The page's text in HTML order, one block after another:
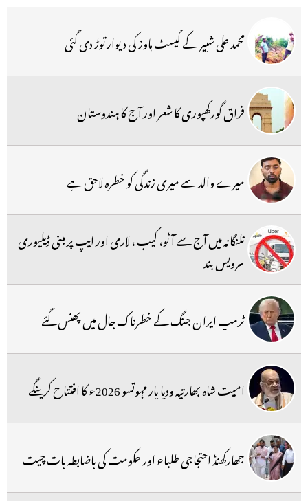
محمد علی شبیر کے گیسٹ ہاوز کی دیوار توڑ دی گئی
فراق گورکھپوری کا شعر اور آج کا ہندوستان
میرے والد سے میری زندگی کو خطرہ لاحق ہے
تلنگانہ میں آج سے آٹو، کیب ، لاری اور ایپ پر مبنی ڈیلیوری
سرویس بند
ٹرمپ ایران جنگ کے خطرناک جال میں پھنس گئے
امیت شاہ بھارتیہ ودیا پار مہوتسو 2026ء کا افتتاح کرینگے
جھارکھنڈ احتجاجی طلباء اور حکومت کی باضابطہ بات چیت